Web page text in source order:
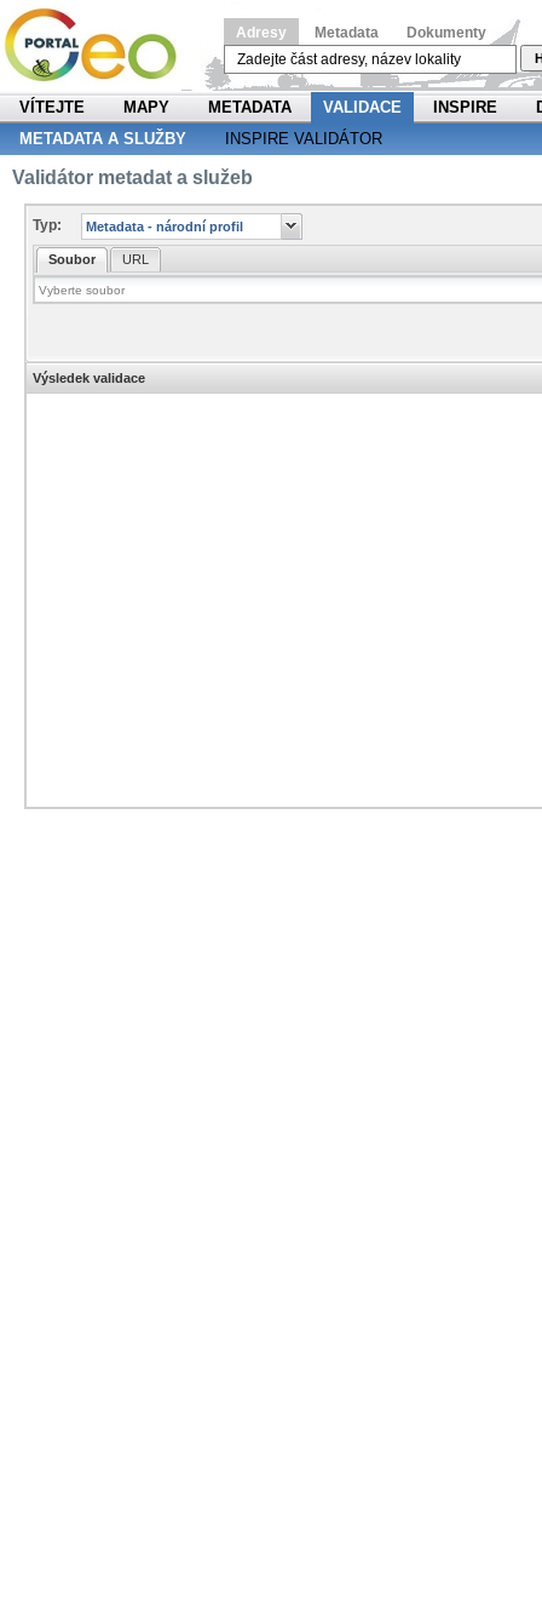
Adresy Metadata Dokumenty
VÍTEJTE MAPY METADATA VALIDACE INSPIRE
METADATA A SLUŽBY
INSPIRE VALIDÁTOR
Validátor metadat a služeb
Typ:
Soubor URL
Výsledek validace